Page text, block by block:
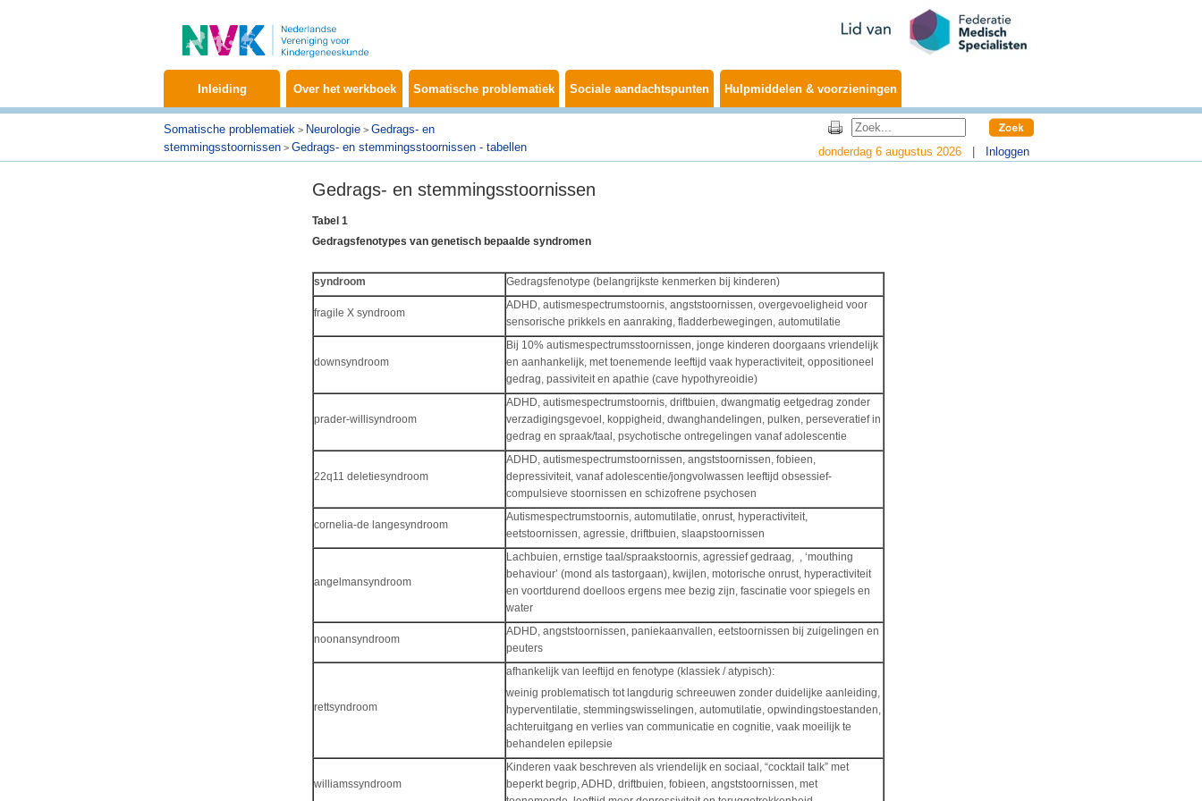
Inleiding Over het werkboek Somatische problematiek Sociale aandachtspunten Hulpmiddelen & voorzieningen
Somatische problematiek > Neurologie > Gedrags- en
stemmingsstoornissen > Gedrags- en stemmingsstoornissen - tabellen donderdag 6 augustus 2026 Inloggen
Gedrags- en stemmingsstoornissen
Tabel 1
Gedragsfenotypes van genetisch bepaalde syndromen
syndroom Gedragsfenotype (belangrijkste kenmerken bij kinderen)
fragile X syndroom
ADHD, autismespectrumstoornis, angststoornissen, overgevoeligheid voor
sensorische prikkels en aanraking, fladderbewegingen, automutilatie
downsyndroom
Bij 10% autismespectrumsstoornissen, jonge kinderen doorgaans vriendelijk
en aanhankelijk, met toenemende leeftijd vaak hyperactiviteit, oppositioneel
gedrag, passiviteit en apathie (cave hypothyreoidie)
prader-willisyndroom
ADHD, autismespectrumstoornis, driftbuien, dwangmatig eetgedrag zonder
verzadigingsgevoel, koppigheid, dwanghandelingen, pulken, perseveratief in
gedrag en spraak/taal, psychotische ontregelingen vanaf adolescentie
22q11 deletiesyndroom
ADHD, autismespectrumstoornissen, angststoornissen, fobieen,
depressiviteit, vanaf adolescentie/jongvolwassen leeftijd obsessief-
compulsieve stoornissen en schizofrene psychosen
cornelia-de langesyndroom
Autismespectrumstoornis, automutilatie, onrust, hyperactiviteit,
eetstoornissen, agressie, driftbuien, slaapstoornissen
angelmansyndroom
Lachbuien, ernstige taal/spraakstoornis, agressief gedraag, , ‘mouthing
behaviour’ (mond als tastorgaan), kwijlen, motorische onrust, hyperactiviteit
en voortdurend doelloos ergens mee bezig zijn, fascinatie voor spiegels en
water
noonansyndroom
ADHD, angststoornissen, paniekaanvallen, eetstoornissen bij zuigelingen en
peuters
rettsyndroom
afhankelijk van leeftijd en fenotype (klassiek / atypisch):
weinig problematisch tot langdurig schreeuwen zonder duidelijke aanleiding,
hyperventilatie, stemmingswisselingen, automutilatie, opwindingstoestanden,
achteruitgang en verlies van communicatie en cognitie, vaak moeilijk te
behandelen epilepsie
williamssyndroom
Kinderen vaak beschreven als vriendelijk en sociaal, “cocktail talk” met
beperkt begrip, ADHD, driftbuien, fobieen, angststoornissen, met